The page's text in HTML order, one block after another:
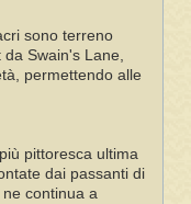
sono terreno
Swain's Lane,
permettendo alle
pittoresca ultima
dai passanti di
continua a